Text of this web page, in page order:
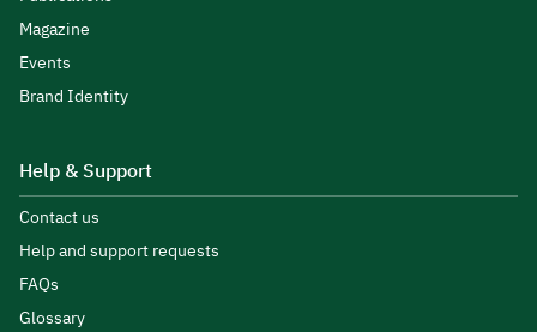
Magazine
Events
Brand Identity
Help & Support
Contact us
Help and support requests
FAQs
Glossary